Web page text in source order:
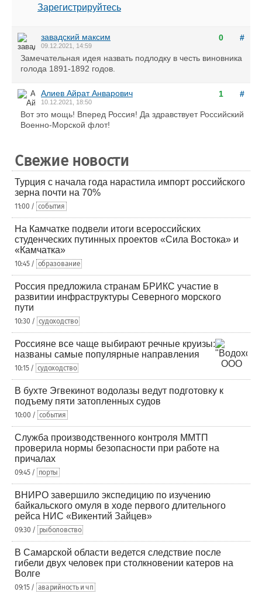
Зарегистрируйтесь
0 #
завадский максим
09.12.2021, 14:59
Замечательная идея назвать подлодку в честь виновника
голода 1891-1892 годов.
1 #
Алиев Айрат Анварович
10.12.2021, 18:50
Вот это мощь! Вперед Россия! Да здравствует Российский
Военно-Морской флот!
Свежие новости
Турция с начала года нарастила импорт российского
зерна почти на 70%
11:00 / события
На Камчатке подвели итоги всероссийских
студенческих путинных проектов «Сила Востока» и
«Камчатка»
10:45 / образование
Россия предложила странам БРИКС участие в
развитии инфраструктуры Северного морского
пути
10:30 / судоходство
Россияне все чаще выбирают речные круизы:
названы самые популярные направления
10:15 / судоходство
В бухте Эгвекинот водолазы ведут подготовку к
подъему пяти затопленных судов
10:00 / события
Служба производственного контроля ММТП
проверила нормы безопасности при работе на
причалах
09:45 / порты
ВНИРО завершило экспедицию по изучению
байкальского омуля в ходе первого длительного
рейса НИС «Викентий Зайцев»
09:30 / рыболовство
В Самарской области ведется следствие после
гибели двух человек при столкновении катеров на
Волге
09:15 / аварийность и чп